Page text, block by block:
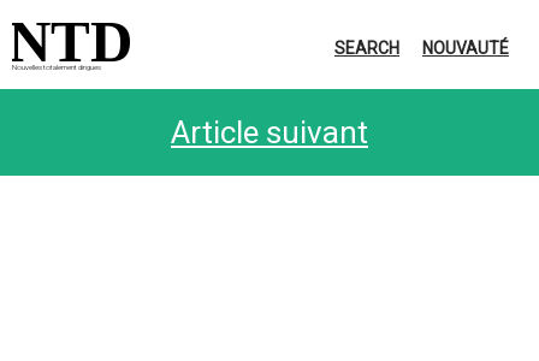
Nouvelles totalement dingues
NTD SEARCH NOUVAUTÉ
Article suivant